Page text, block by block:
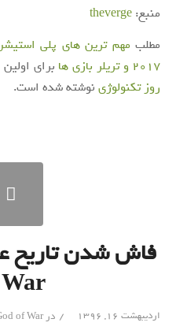
منبع: theverge
مطلب
2017 و تریلر بازی ها
برای
روز تکنولوژینوشته شده است.
اردیبهشت ۱۶, ۱۳۹۶ / درof War